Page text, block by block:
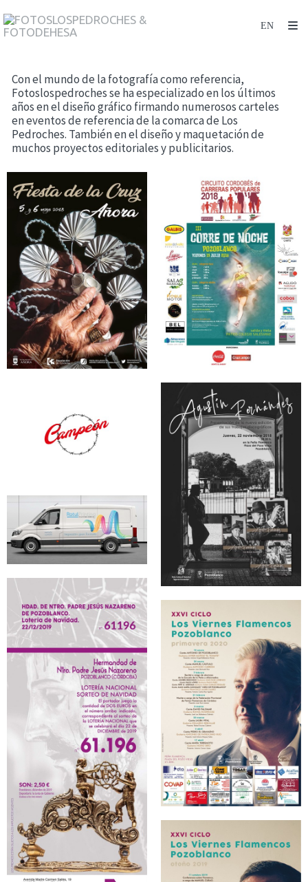
Con el mundo de la fotografía como referencia,
Fotoslospedroches se ha especializado en los últimos
años en el diseño gráfico firmando numerosos carteles
en eventos de referencia de la comarca de Los
Pedroches. También en el diseño y maquetación de
muchos proyectos editoriales y publicitarios.